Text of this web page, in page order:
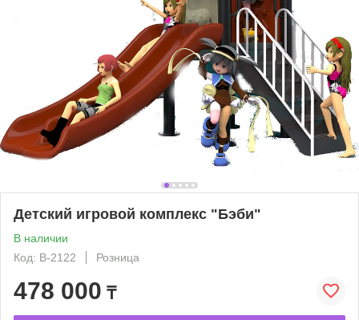
Детский игровой комплекс "Бэби"
В наличии
Код: B-2122
Розница
478 000 ₸